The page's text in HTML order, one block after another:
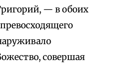
— в обоих
совершая